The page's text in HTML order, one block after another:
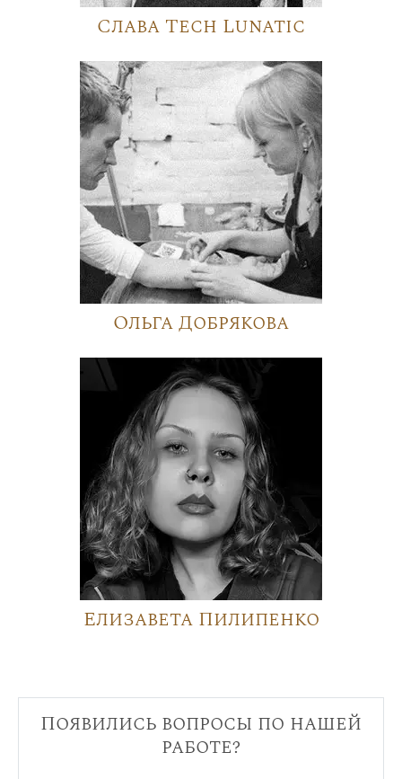
Слава Tech Lunatic
Ольга Добрякова
Елизавета Пилипенко
Появились вопросы по нашей
работе?